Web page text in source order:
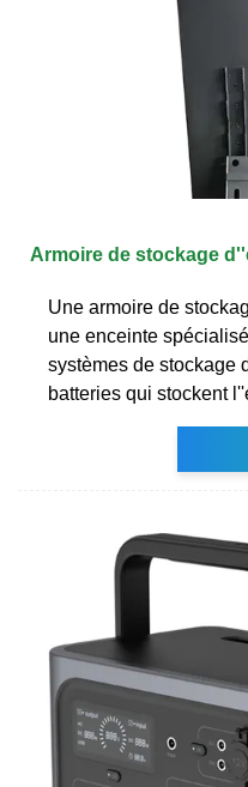
Armoire de stockage
Une armoire de
une enceinte
systèmes de stockage
batteries qui stockent